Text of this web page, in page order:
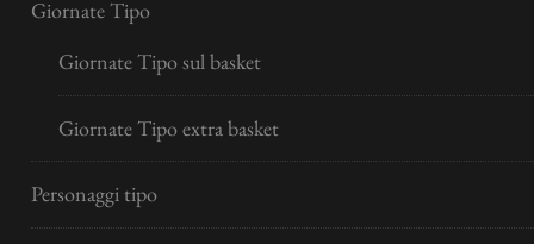
Giornate Tipo
Giornate Tipo sul basket
Giornate Tipo extra basket
Personaggi tipo